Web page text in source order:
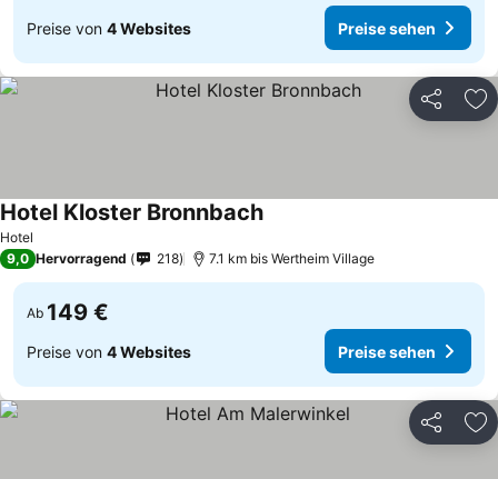
Preise von 4 Websites Preise sehen
Teilen
Hotel
Hotel Kloster Bronnbach
9,0 Hervorragend 218 7.1 km bis Wertheim Village
Ab 149 €
Preise von 4 Websites Preise sehen
Teilen